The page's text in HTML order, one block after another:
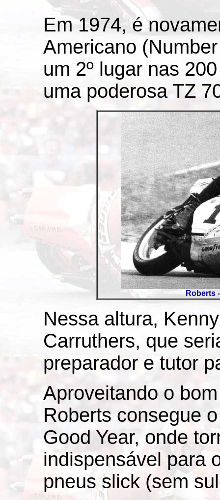
Em 1974, é
Americano
um 2º lugar nas
uma poderosa TZ
Roberts
Nessa altura,
Carruthers, que
preparador e tutor
Aproveitando o
Roberts consegue
Good Year, onde
indispensável para
pneus slick (sem